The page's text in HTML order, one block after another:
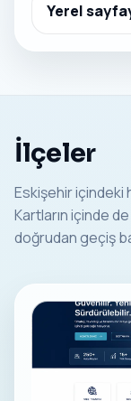
Yerel
İlçeler
Eskişehir içindeki
Kartların içinde
doğrudan geçiş